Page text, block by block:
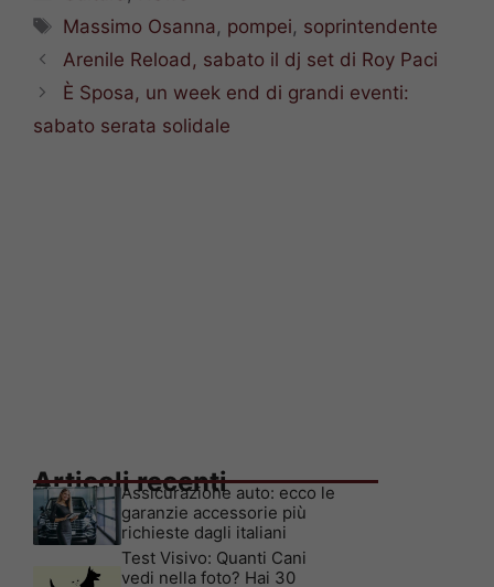
Tag
Massimo Osanna, pompei, soprintendente
Arenile Reload, sabato il dj set di Roy Paci
È Sposa, un week end di grandi eventi:
sabato serata solidale
Articoli recenti
Assicurazione auto: ecco le
garanzie accessorie più
richieste dagli italiani
Test Visivo: Quanti Cani
vedi nella foto? Hai 30